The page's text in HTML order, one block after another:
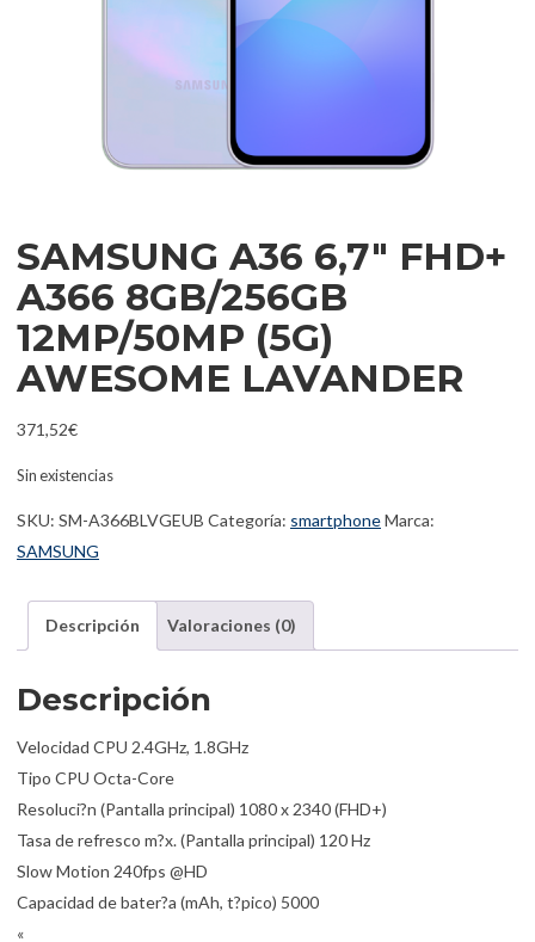
SAMSUNG A36 6,7″ FHD+
A366 8GB/256GB
12MP/50MP (5G)
AWESOME LAVANDER
371,52€
Sin existencias
SKU: SM-A366BLVGEUB Categoría: smartphoneMarca:
SAMSUNG
Descripción Valoraciones (0)
Descripción
Velocidad CPU 2.4GHz, 1.8GHz
Tipo CPU Octa-Core
Resoluci?n (Pantalla principal) 1080 x 2340 (FHD+)
Tasa de refresco m?x. (Pantalla principal) 120 Hz
Slow Motion 240fps @HD
Capacidad de bater?a (mAh, t?pico) 5000
«